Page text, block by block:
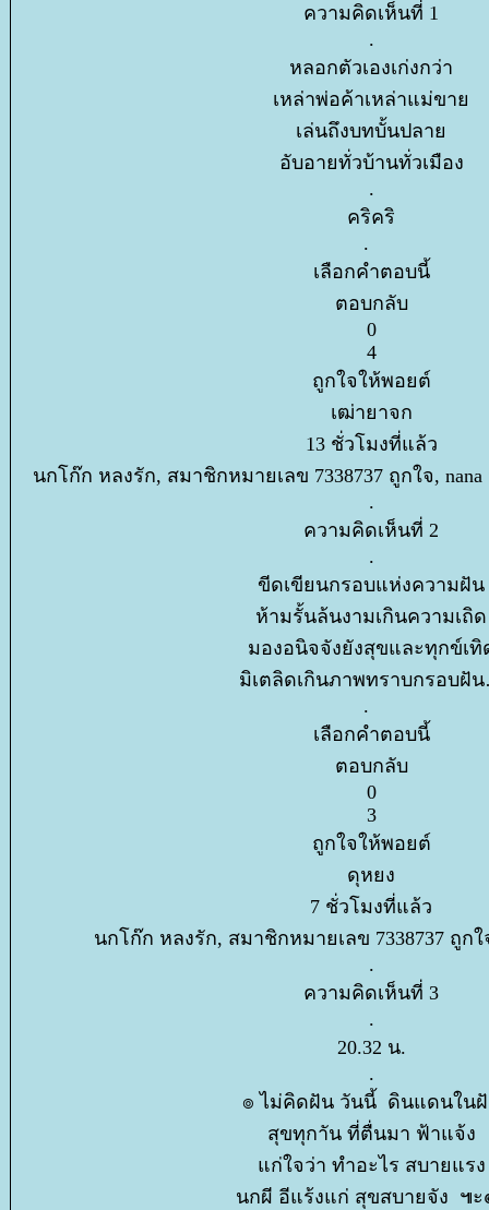
ความคิดเห็นที่ 1
.
หลอกตัวเองเก่งกว่า
เหล่าพ่อค้าเหล่าแม่ขา
เล่นถึงบทบั้นปลา
อับอายทั่วบ้านทั่วเมือง
.
คริคริ
.
เลือกคำตอบนี้
ตอบกลับ
0
4
ถูกใจให้พอยต์
เฒ่ายาจก
13 ชั่วโมงที่แล้ว
นกโก๊ก หลงรัก, สมาชิกหมายเลข 7338737 ถูกใจ,
.
ความคิดเห็นที่ 2
.
ขีดเขียนกรอบแห่งความฝัน
ห้ามรั้นล้นงามเกินความเถิด
มองอนิจจังยังสุขและทุกข์เทิ
มิเตลิดเกินภาพทราบกรอบ
.
เลือกคำตอบนี้
ตอบกลับ
0
3
ถูกใจให้พอยต์
ดุหยง
7 ชั่วโมงที่แล้ว
นกโก๊ก หลงรัก, สมาชิกหมายเลข 7338737 ถูกใ
.
ความคิดเห็นที่ 3
.
20.32 น.
.
๏ ไม่คิดฝัน วันนี้ ดินแดนใน
สุขทุกาัน ที่ตื่นมา ฟ้าแจ้ง
ก่ใจว่า ทำอะไร สบายแรง
นกผี อีแร้งแก่ สุขสบายจัง ๚